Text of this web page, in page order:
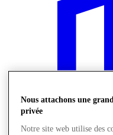
Nous attachons une
privée
Notre site web utilise des